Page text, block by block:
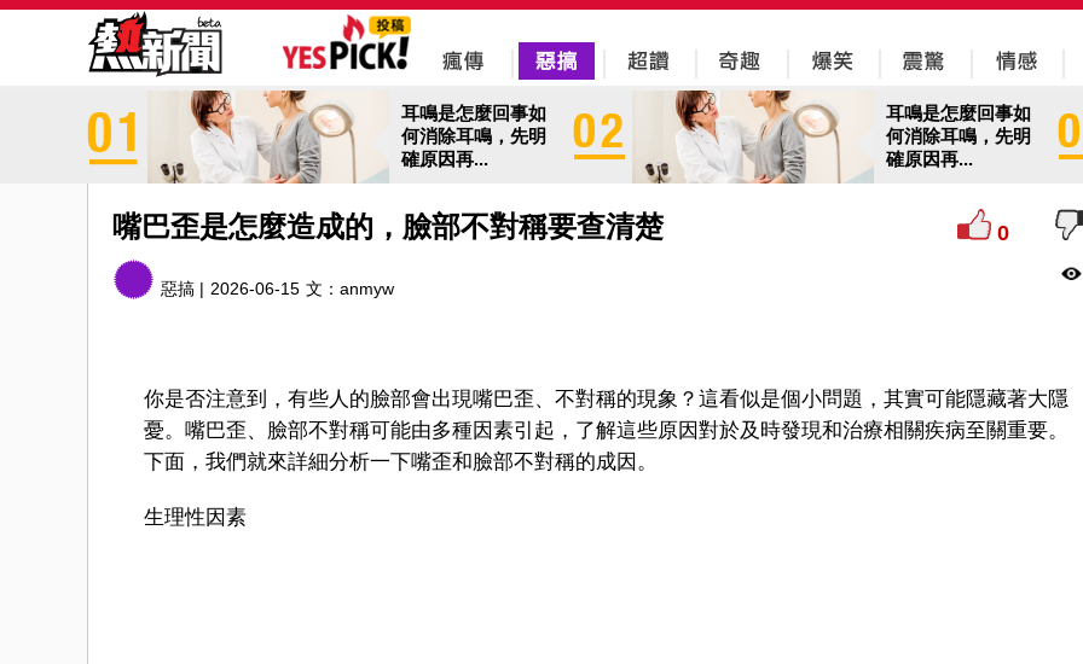
耳鳴是怎麼回事如
何消除耳鳴，先明
確原因再...
耳鳴是怎麼回事如
何消除耳鳴，先明
確原因再...
嘴巴歪是怎麼造成的，臉部不對稱要查清楚 0
惡搞 | 2026-06-15 文： anmyw
你是否注意到，有些人的臉部會出現嘴巴歪、不對稱的現象？這看似是個小問題，其實可能隱藏著大隱
憂。嘴巴歪、臉部不對稱可能由多種因素引起，了解這些原因對於及時發現和治療相關疾病至關重要。
下面，我們就來詳細分析一下嘴歪和臉部不對稱的成因。
生理性因素